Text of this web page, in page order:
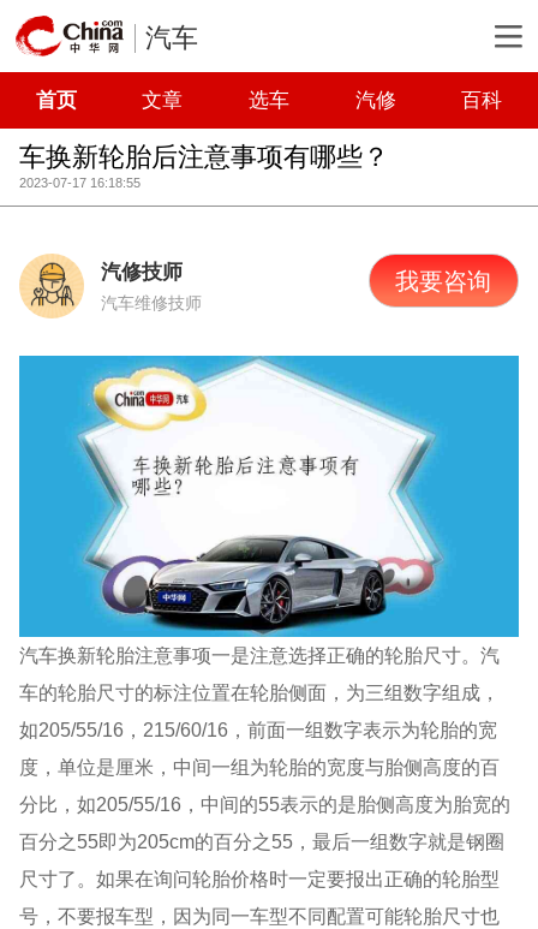
汽车
首页 文章 选车 汽修 百科
车换新轮胎后注意事项有哪些？
2023-07-17 16:18:55
汽修技师
汽车维修技师
我要咨询
汽车换新轮胎注意事项一是注意选择正确的轮胎尺寸。汽
车的轮胎尺寸的标注位置在轮胎侧面，为三组数字组成，
如205/55/16，215/60/16，前面一组数字表示为轮胎的宽
度，单位是厘米，中间一组为轮胎的宽度与胎侧高度的百
分比，如205/55/16，中间的55表示的是胎侧高度为胎宽的
百分之55即为205cm的百分之55，最后一组数字就是钢圈
尺寸了。如果在询问轮胎价格时一定要报出正确的轮胎型
号，不要报车型，因为同一车型不同配置可能轮胎尺寸也